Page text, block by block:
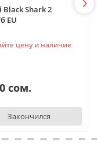
Black Shark 2
EU
цену и наличие
сом.
Закончился